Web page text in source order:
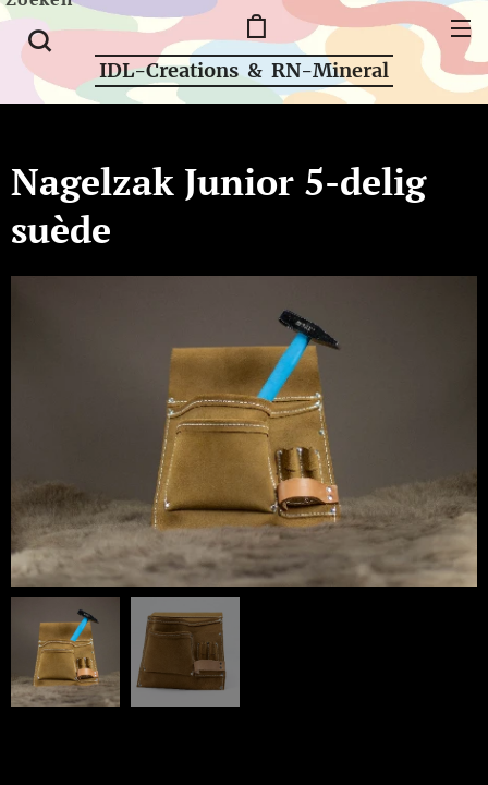
IDL-Creations & RN-Mineral
Nagelzak Junior 5-delig
suède